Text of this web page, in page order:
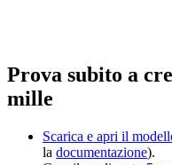
Prova subito a
mille
Scarica e apri il
la documentazione).